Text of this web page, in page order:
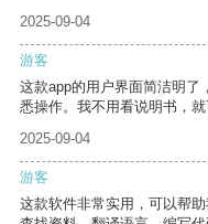
2025-09-04
游客
这款app的用户界面简洁明了
悉操作。我不用看说明书，就
2025-09-04
游客
这款软件非常实用，可以帮